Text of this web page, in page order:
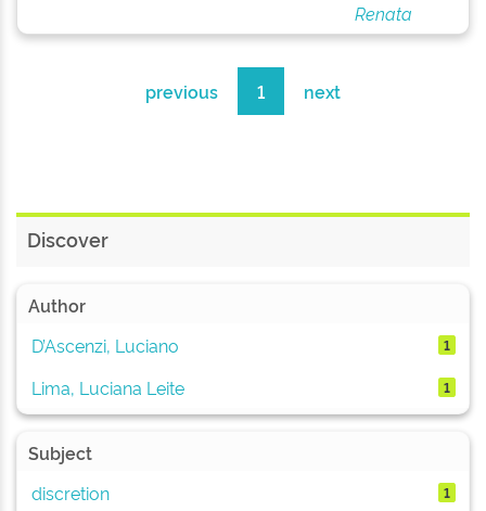
Renata
previous 1 next
Discover
Author
D’Ascenzi, Luciano
1
Lima, Luciana Leite 1
Subject
discretion
1